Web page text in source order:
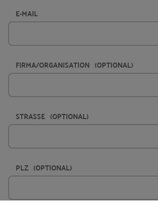
E-MAIL
FIRMA/ORGANISATION (OPTIONAL)
STRASSE (OPTIONAL)
PLZ (OPTIONAL)